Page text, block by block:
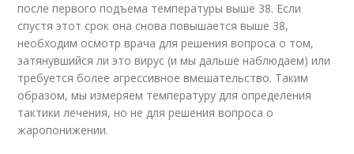
после первого подъема температуры выше 38. Если
спустя этот срок она снова повышается выше 38,
необходим осмотр врача для решения вопроса о том,
затянувшийся ли это вирус (и мы дальше наблюдаем) или
требуется более агрессивное вмешательство. Таким
образом, мы измеряем температуру для определения
тактики лечения, но не для решения вопроса о
жаропонижении.